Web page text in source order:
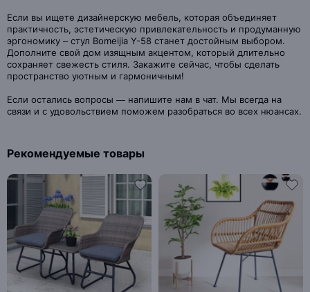
Если вы ищете дизайнерскую мебель, которая объединяет
практичность, эстетическую привлекательность и продуманную
эргономику – стул Bomeijia Y-58 станет достойным выбором.
Дополните свой дом изящным акцентом, который длительно
сохраняет свежесть стиля. Закажите сейчас, чтобы сделать
пространство уютным и гармоничным!
Если остались вопросы — напишите нам в чат. Мы всегда на
связи и с удовольствием поможем разобраться во всех нюансах.
Рекомендуемые товары